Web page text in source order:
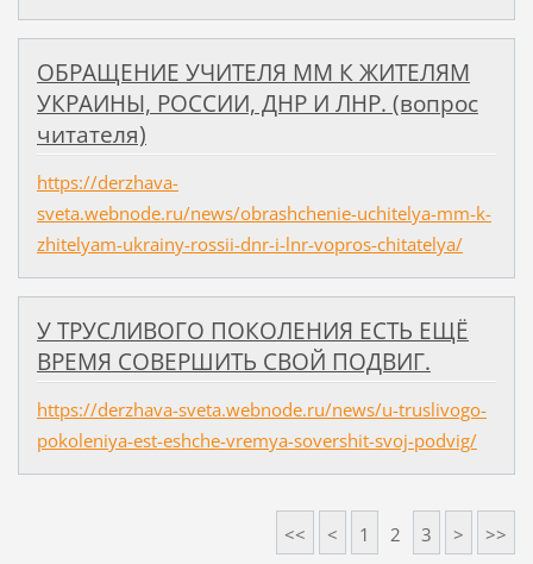
ОБРАЩЕНИЕ УЧИТЕЛЯ ММ К ЖИТЕЛЯМ
УКРАИНЫ, РОССИИ, ДНР И ЛНР. (вопрос
читателя)
https://derzhava-
sveta.webnode.ru/news/obrashchenie-uchitelya-mm-k-
zhitelyam-ukrainy-rossii-dnr-i-lnr-vopros-chitatelya/
У ТРУСЛИВОГО ПОКОЛЕНИЯ ЕСТЬ ЕЩЁ
ВРЕМЯ СОВЕРШИТЬ СВОЙ ПОДВИГ.
https://derzhava-sveta.webnode.ru/news/u-truslivogo-
pokoleniya-est-eshche-vremya-sovershit-svoj-podvig/
<< < 1 2 3 > >>